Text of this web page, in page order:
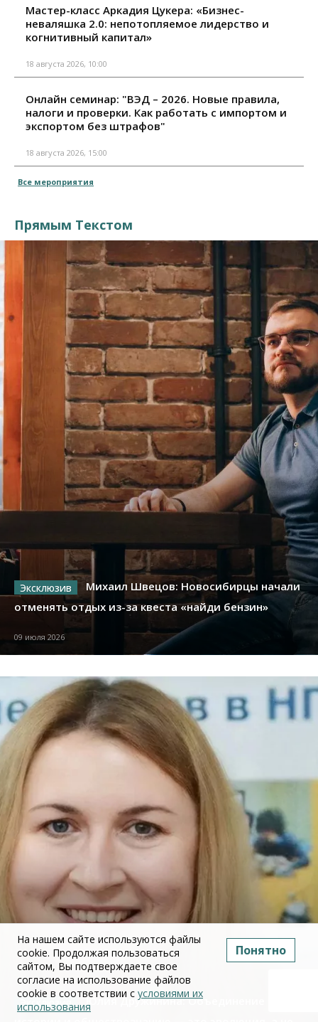
Мастер-класс Аркадия Цукера: «Бизнес-
неваляшка 2.0: непотопляемое лидерство и
когнитивный капитал»
18 августа 2026, 10:00
Онлайн семинар: "ВЭД – 2026. Новые правила,
налоги и проверки. Как работать с импортом и
экспортом без штрафов"
18 августа 2026, 15:00
Все мероприятия
Прямым Текстом
Михаил Швецов: Новосибирцы начали
отменять отдых из-за квеста «найди бензин»
09 июля 2026
Юлия Дружинина: Объединение ЕГЭ по
На нашем сайте используются файлы
cookie. Продолжая пользоваться
сайтом, Вы подтверждаете свое
согласие на использование файлов
cookie в соответствии с условиями их
использования
Понятно